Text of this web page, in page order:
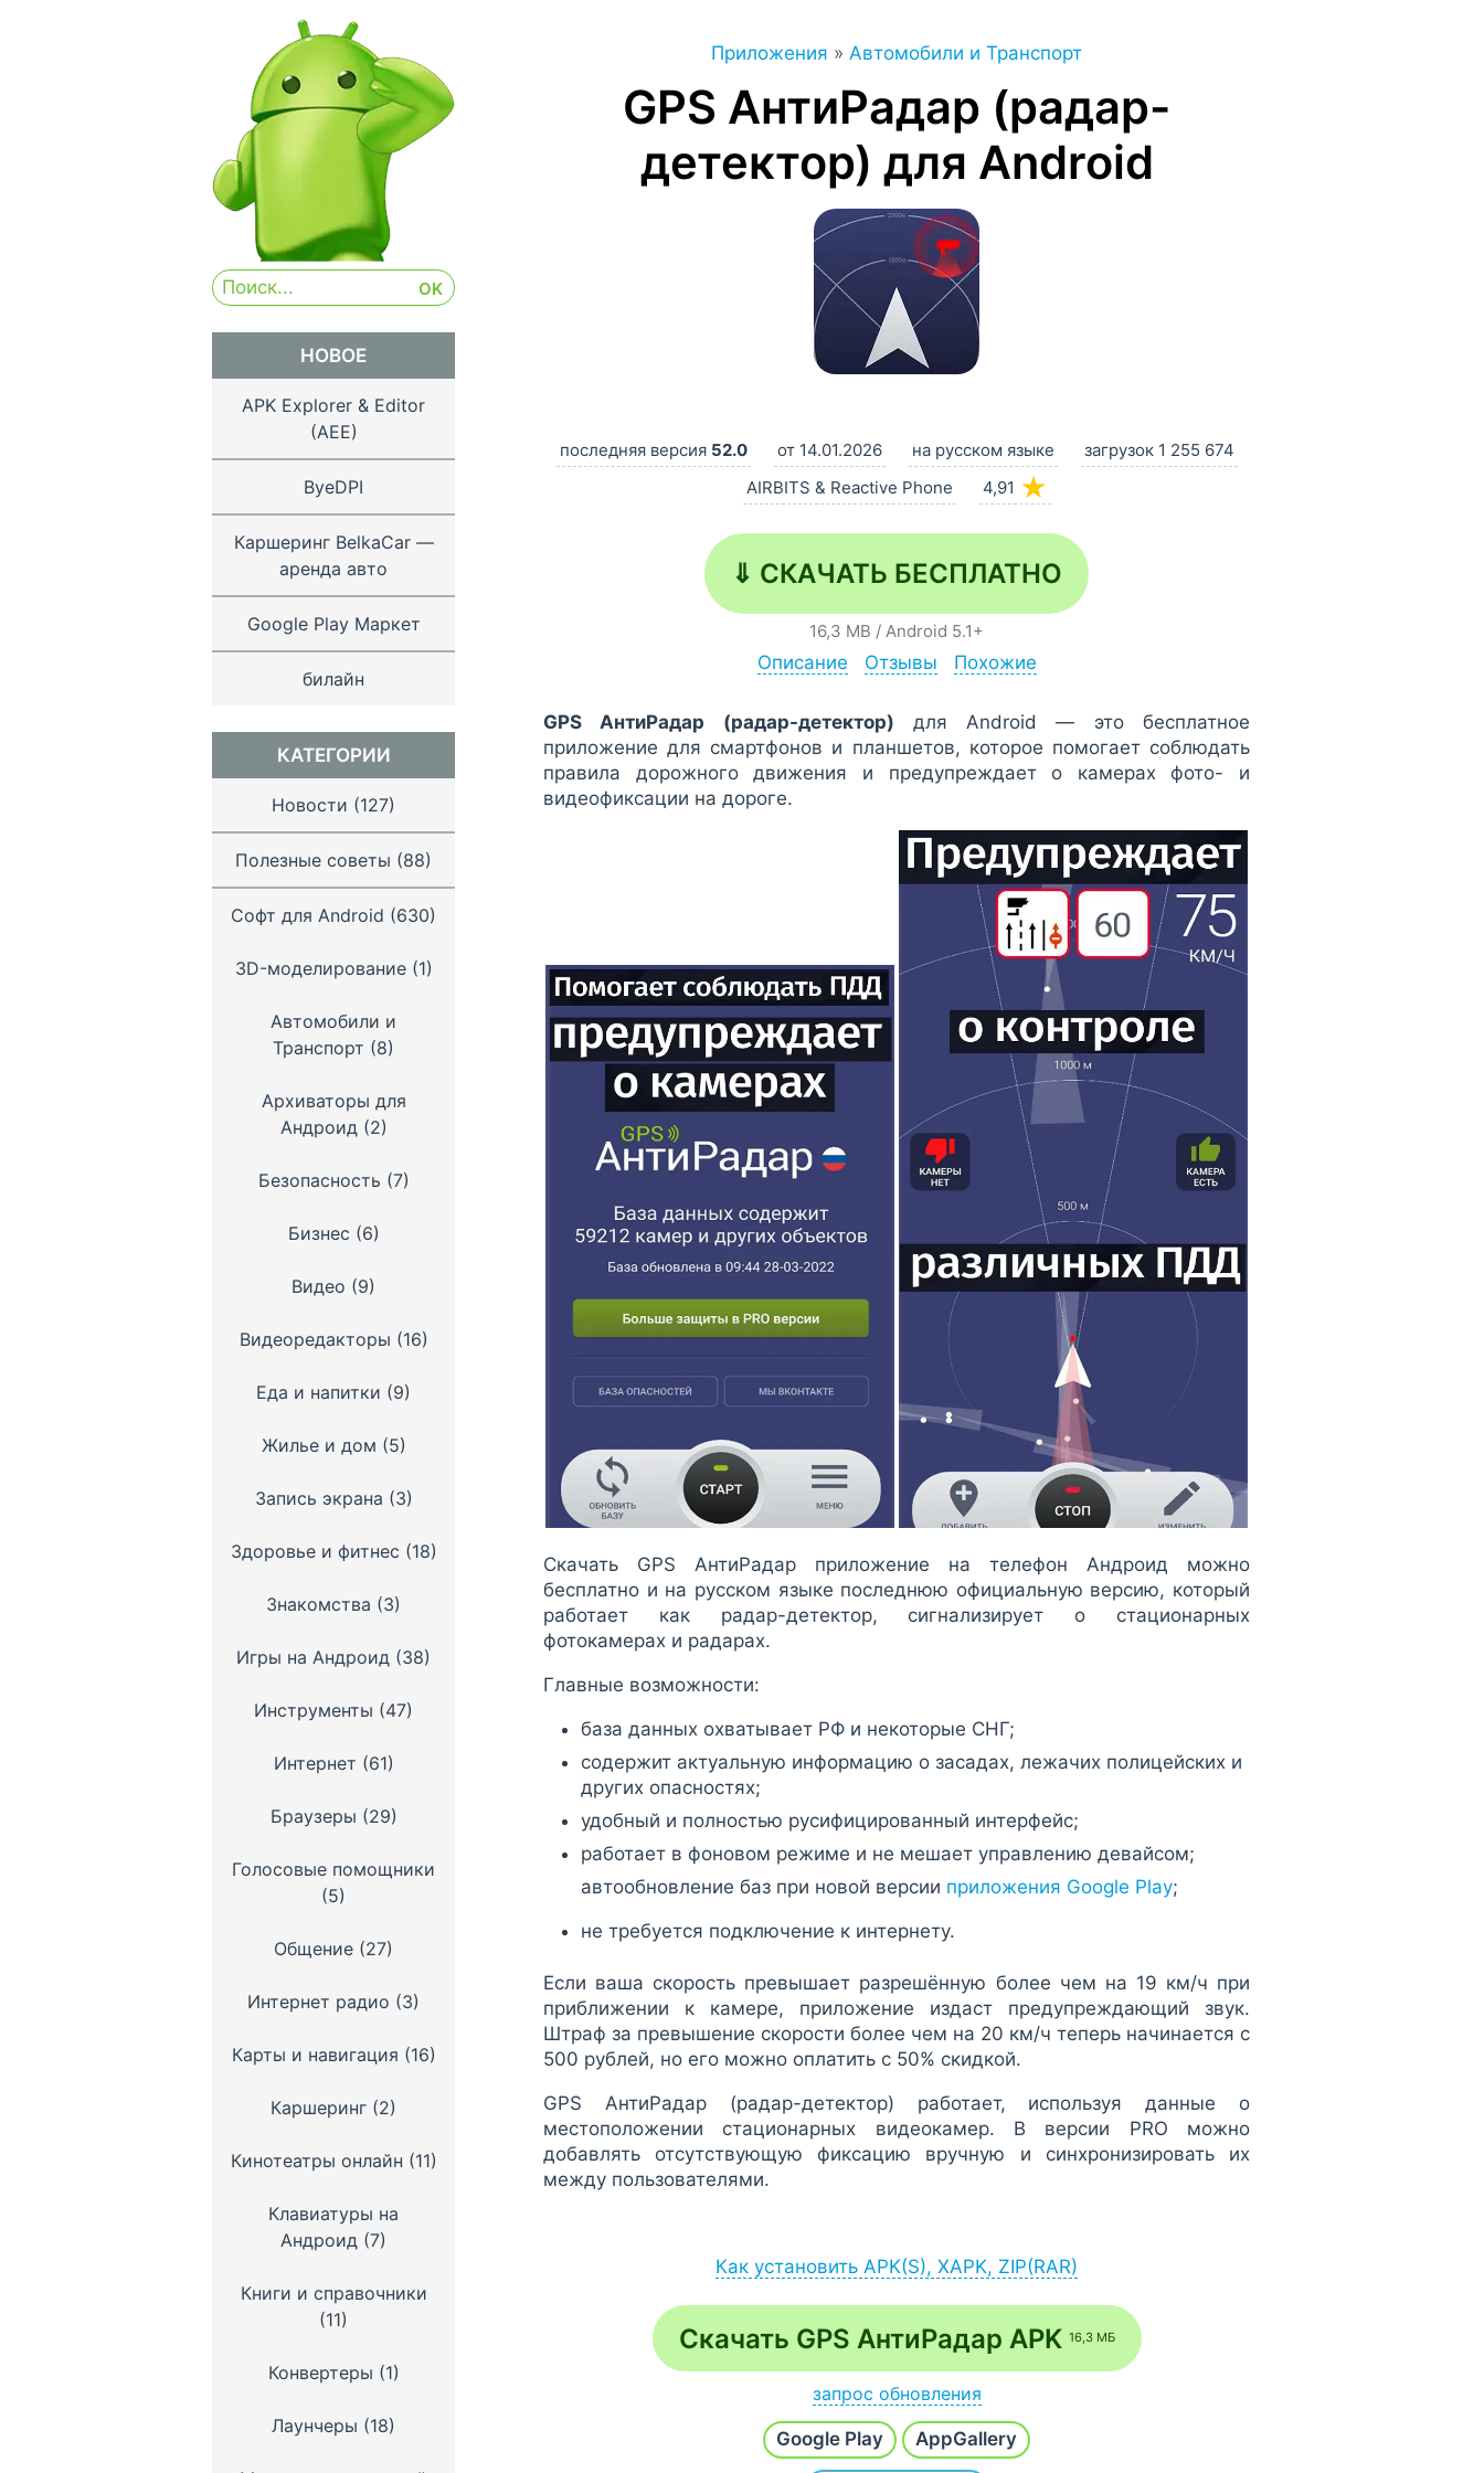
Приложения » Автомобили и Транспорт
GPS АнтиРадар (радар-
детектор) для Android
последняя версия 52.0 от 14.01.2026 на русском языке
загрузок 1 255 674
AIRBITS & Reactive Phone
4,91 ★
⇓ СКАЧАТЬ БЕСПЛАТНО
16,3 MB / Android 5.1+
Описание Отзывы Похожие
GPS АнтиРадар (радар-детектор) для Android — это бесплатное
приложение для смартфонов и планшетов, которое помогает соблюдать
правила дорожного движения и предупреждает о камерах фото- и
видеофиксации на дороге.
Скачать GPS АнтиРадар приложение на телефон Андроид можно
бесплатно и на русском языке последнюю официальную версию, который
работает как радар-детектор, сигнализирует о стационарных
фотокамерах и радарах.
Главные возможности:
база данных охватывает РФ и некоторые СНГ;
содержит актуальную информацию о засадах, лежачих полицейских и
других опасностях;
удобный и полностью русифицированный интерфейс;
работает в фоновом режиме и не мешает управлению девайсом;
автообновление баз при новой версии приложения Google Play;
не требуется подключение к интернету.
Если ваша скорость превышает разрешённую более чем на 19 км/ч при
приближении к камере, приложение издаст предупреждающий звук.
Штраф за превышение скорости более чем на 20 км/ч теперь начинается с
500 рублей, но его можно оплатить с 50% скидкой.
GPS АнтиРадар (радар-детектор) работает, используя данные о
местоположении стационарных видеокамер. В версии PRO можно
добавлять отсутствующую фиксацию вручную и синхронизировать их
между пользователями.
Как установить APK(S), XAPK, ZIP(RAR)
после загрузки APK-файла запустите его через браузер (Меню -
Загрузки) или файловый менеджер;
если на экране появится сообщение разрешить установку из
неизвестных источников, согласитесь;
после инсталляции откройте приложение / игру с рабочего стола или с
основного списка всех программ.
Скачать GPS АнтиРадар APK 16,3 МБ
запрос обновления
Хочу новую версиюи наш робот в течение часа проверит и добавит
последнюю сборку.
Google Play AppGallery
НОВОЕ
APK Explorer & Editor
(AEE)
ByeDPI
Каршеринг BelkaCar —
аренда авто
Google Play Маркет
билайн
КАТЕГОРИИ
Новости (127)
Полезные советы (88)
Софт для Android (630)
3D-моделирование(1)
Автомобили и
Транспорт (8)
Архиваторы для
Андроид(2)
Безопасность (7)
Бизнес (6)
Видео (9)
Видеоредакторы (16)
Еда и напитки (9)
Жилье и дом (5)
Запись экрана (3)
Здоровье и фитнес (18)
Знакомства (3)
Игры на Андроид (38)
Инструменты (47)
Интернет (61)
Браузеры (29)
Голосовые помощники
(5)
Общение (27)
Интернет радио (3)
Карты и навигация (16)
Каршеринг (2)
Кинотеатры онлайн (11)
Клавиатуры на
Андроид (7)
Книги и справочники
(11)
Конвертеры (1)
Лаунчеры (18)